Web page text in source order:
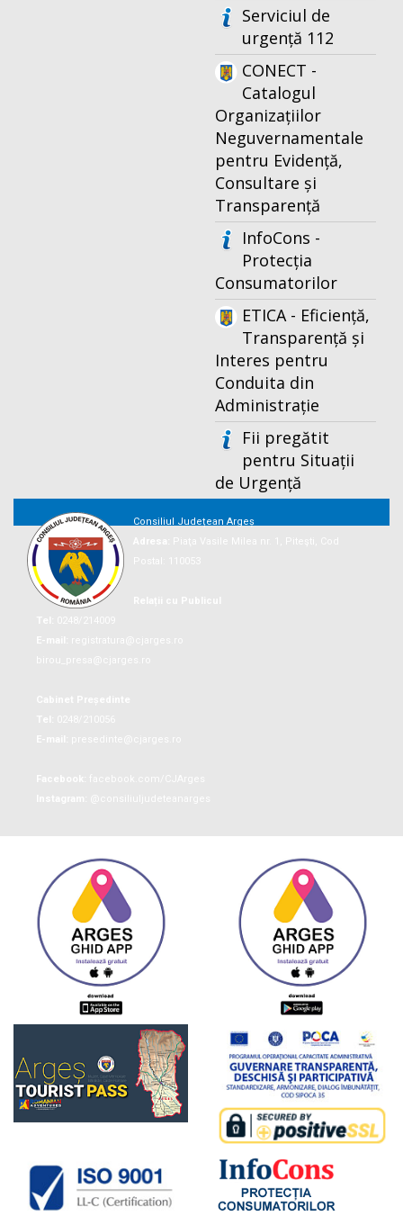
Serviciul de
urgență 112
CONECT -
Catalogul
Organizațiilor
Neguvernamentale
pentru Evidență,
Consultare și
Transparență
InfoCons -
Protecția
Consumatorilor
ETICA - Eficiență,
Transparență și
Interes pentru
Conduita din
Administrație
Fii pregătit
pentru Situații
de Urgență
Consiliul Județean Argeș